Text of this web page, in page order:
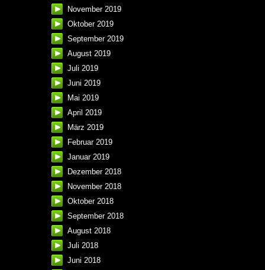
November 2019
Oktober 2019
September 2019
August 2019
Juli 2019
Juni 2019
Mai 2019
April 2019
März 2019
Februar 2019
Januar 2019
Dezember 2018
November 2018
Oktober 2018
September 2018
August 2018
Juli 2018
Juni 2018